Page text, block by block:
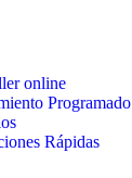
online
Programado
Rápidas